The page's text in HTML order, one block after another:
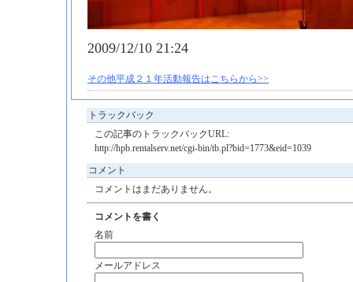
2009/12/10 21:24
その他平成２１年活動報告はこちらから>>
トラックバック
この記事のトラックバックURL:
http://hpb.rentalserv.net/cgi-bin/tb.pl?bid=1773&eid=1039
コメント
コメントはまだありません。
コメントを書く
名前
メールアドレス